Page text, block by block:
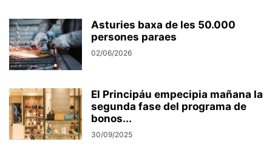
Asturies baxa de les 50.000
persones paraes
02/06/2026
El Principáu empecipia mañana la
segunda fase del programa de
bonos...
30/09/2025